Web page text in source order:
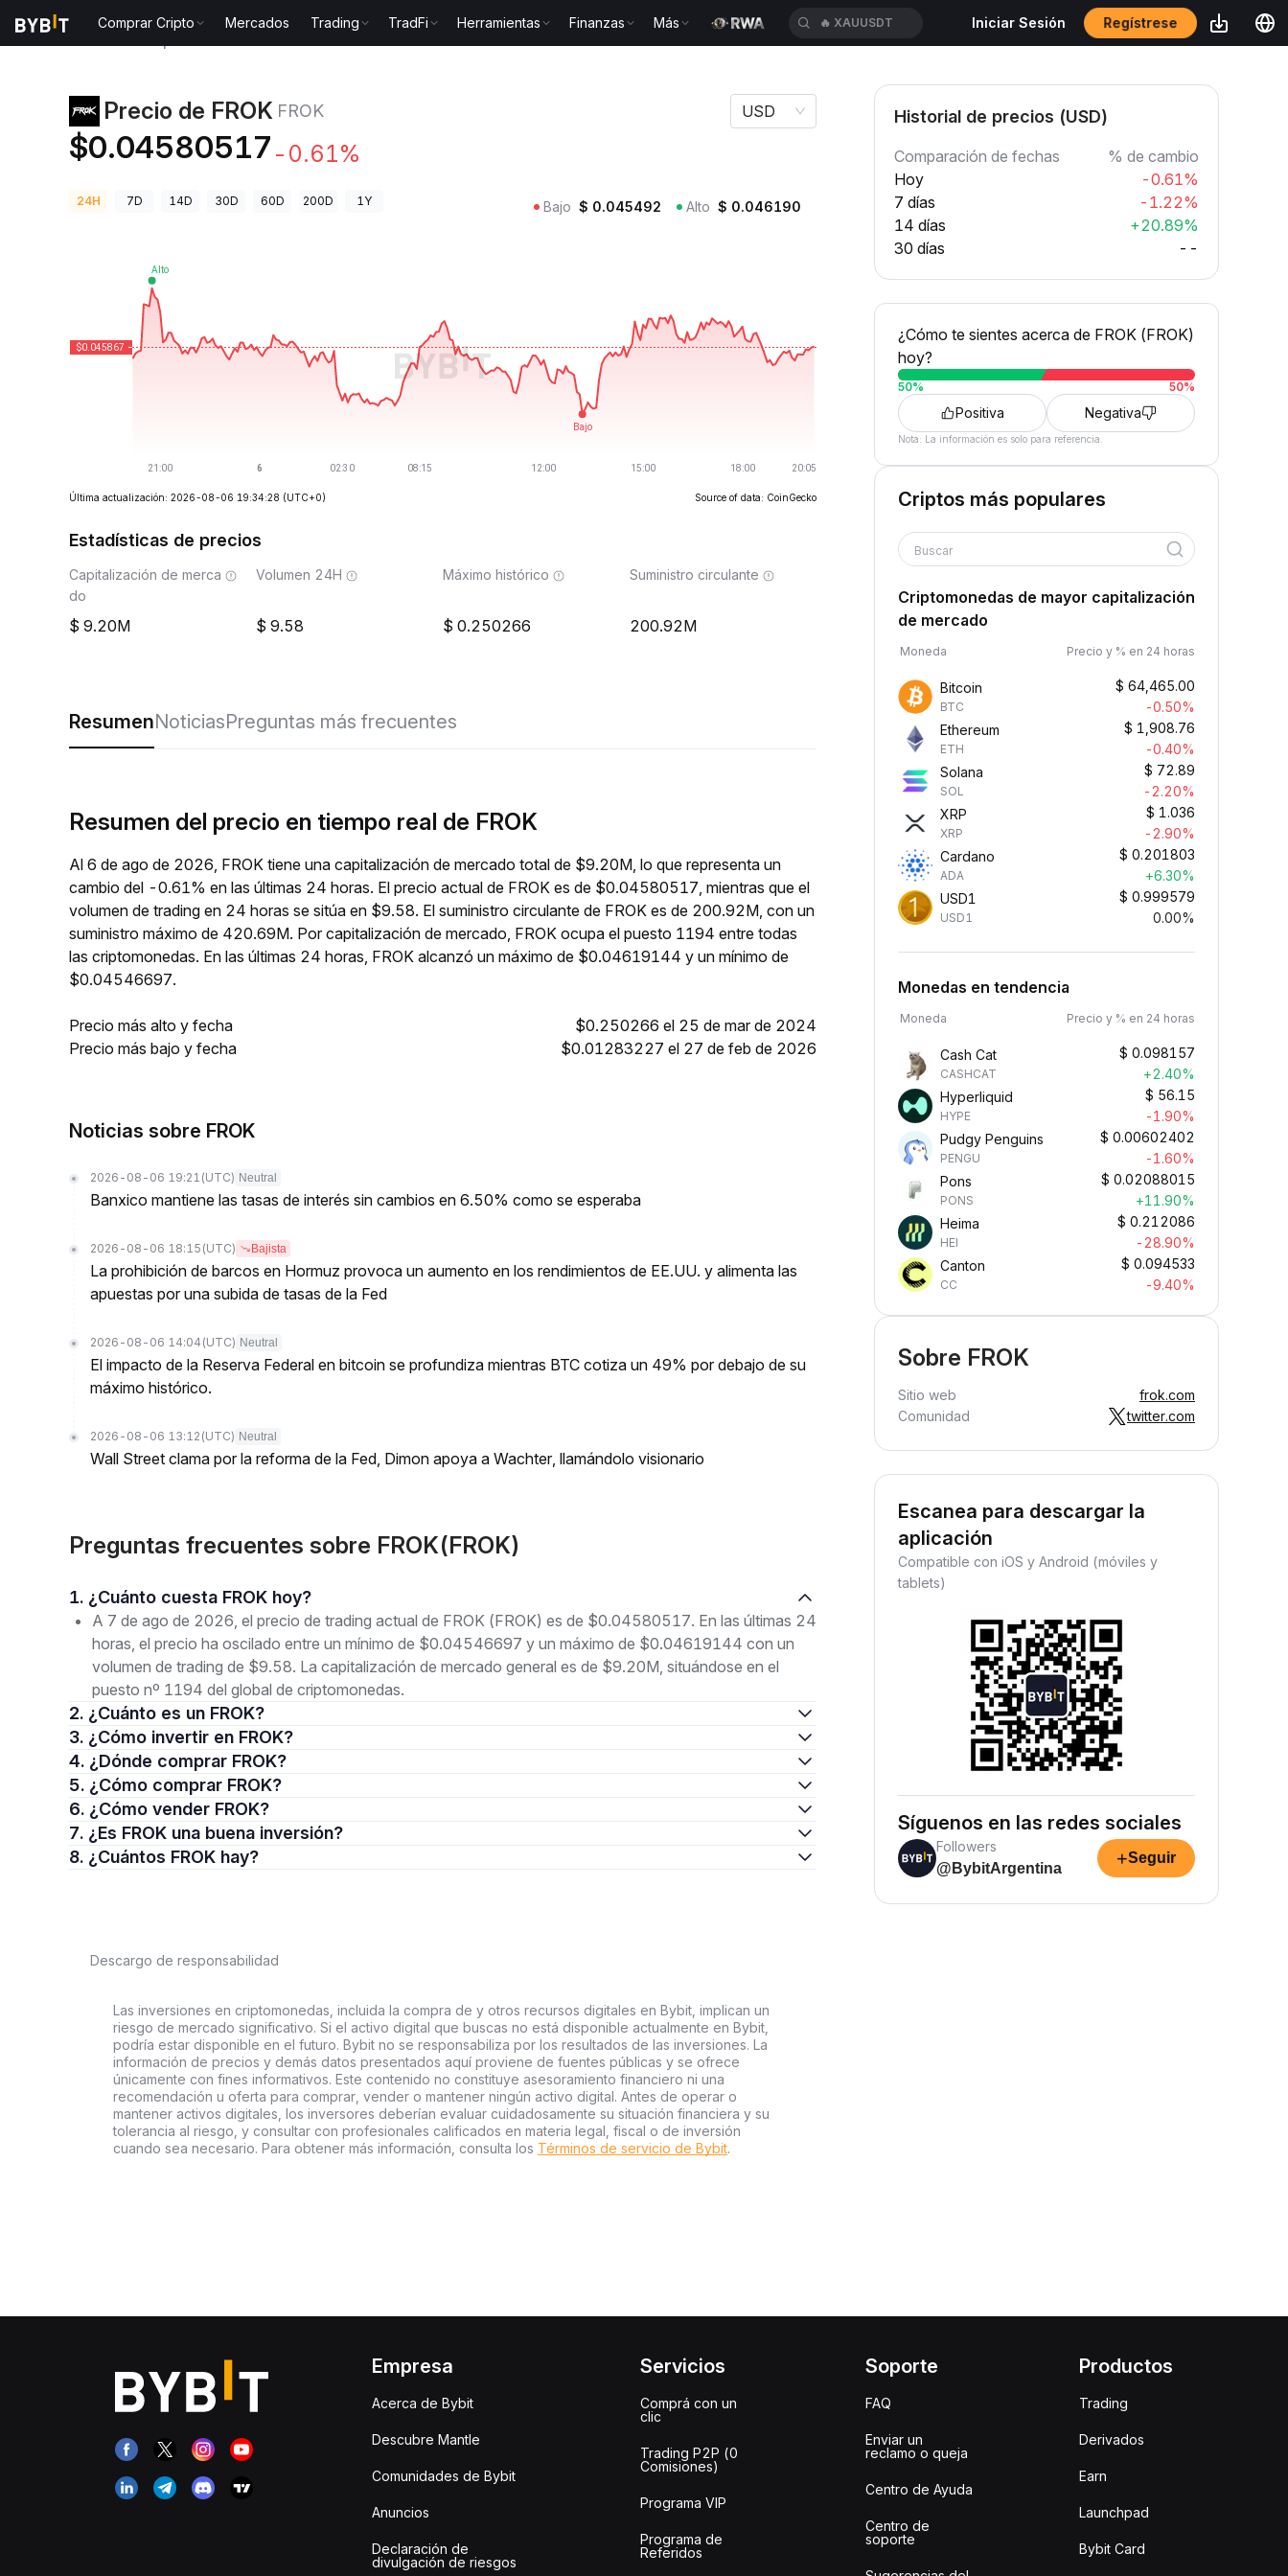
Comprar Cripto Mercados Trading TradFi Herramientas Finanzas Más 🔥 XAUUSDT Iniciar Sesión Regístrese
Precio de FROK FROK
$0.04580517 -0.61%
USD
24H 7D 14D 30D 60D 200D 1Y Bajo $ 0.045492 Alto $ 0.046190
Última actualización: 2026-08-06 19:34:28 (UTC+0) Source of data: CoinGecko
Estadísticas de precios
Capitalización de merca
do
9.20M
Volumen 24H
9.58
Máximo histórico
0.250266
Suministro circulante
200.92M
ResumenNoticiasPreguntas más frecuentes
Resumen del precio en tiempo real de FROK
Al 6 de ago de 2026, FROK tiene una capitalización de mercado total de $9.20M, lo que representa un
cambio del -0.61% en las últimas 24 horas. El precio actual de FROK es de $0.04580517, mientras que el
volumen de trading en 24 horas se sitúa en $9.58. El suministro circulante de FROK es de 200.92M, con un
suministro máximo de 420.69M. Por capitalización de mercado, FROK ocupa el puesto 1194 entre todas
las criptomonedas. En las últimas 24 horas, FROK alcanzó un máximo de $0.04619144 y un mínimo de
$0.04546697.
Precio más alto y fecha
$0.250266 el 25 de mar de 2024
Precio más bajo y fecha
$0.01283227 el 27 de feb de 2026
Noticias sobre FROK
2026-08-06 19:21 (UTC) Neutral
Banxico mantiene las tasas de interés sin cambios en 6.50% como se esperaba
2026-08-06 18:15 (UTC) Bajista
La prohibición de barcos en Hormuz provoca un aumento en los rendimientos de EE.UU. y alimenta las
apuestas por una subida de tasas de la Fed
2026-08-06 14:04 (UTC) Neutral
El impacto de la Reserva Federal en bitcoin se profundiza mientras BTC cotiza un 49% por debajo de su
máximo histórico.
2026-08-06 13:12 (UTC) Neutral
Wall Street clama por la reforma de la Fed, Dimon apoya a Wachter, llamándolo visionario
Preguntas frecuentes sobre FROK(FROK)
1. ¿Cuánto cuesta FROK hoy?
A 7 de ago de 2026, el precio de trading actual de FROK (FROK) es de $0.04580517. En las últimas 24
horas, el precio ha oscilado entre un mínimo de $0.04546697 y un máximo de $0.04619144 con un
volumen de trading de $9.58. La capitalización de mercado general es de $9.20M, situándose en el
puesto nº 1194 del global de criptomonedas.
2. ¿Cuánto es un FROK?
3. ¿Cómo invertir en FROK?
4. ¿Dónde comprar FROK?
5. ¿Cómo comprar FROK?
6. ¿Cómo vender FROK?
7. ¿Es FROK una buena inversión?
8. ¿Cuántos FROK hay?
Descargo de responsabilidad
Las inversiones en criptomonedas, incluida la compra de y otros recursos digitales en Bybit, implican un
riesgo de mercado significativo. Si el activo digital que buscas no está disponible actualmente en Bybit,
podría estar disponible en el futuro. Bybit no se responsabiliza por los resultados de las inversiones. La
información de precios y demás datos presentados aquí proviene de fuentes públicas y se ofrece
únicamente con fines informativos. Este contenido no constituye asesoramiento financiero ni una
recomendación u oferta para comprar, vender o mantener ningún activo digital. Antes de operar o
mantener activos digitales, los inversores deberían evaluar cuidadosamente su situación financiera y su
tolerancia al riesgo, y consultar con profesionales calificados en materia legal, fiscal o de inversión
cuando sea necesario. Para obtener más información, consulta los Términos de servicio de Bybit.
Historial de precios (USD)
Comparación de fechas
% de cambio
Hoy
-0.61%
7 días
-1.22%
14 días
+20.89%
30 días
--
¿Cómo te sientes acerca de FROK (FROK)
hoy?
50% 50%
Positiva Negativa
Nota: La información es solo para referencia.
Criptos más populares
Buscar
Criptomonedas de mayor capitalización
de mercado
Moneda Precio y % en 24 horas
Bitcoin
BTC
$ 64,465.00
-0.50%
Ethereum
ETH
$ 1,908.76
-0.40%
Solana
SOL
$ 72.89
-2.20%
XRP
XRP
$ 1.036
-2.90%
Cardano
ADA
$ 0.201803
+6.30%
USD1
USD1
$ 0.999579
0.00%
Monedas en tendencia
Moneda Precio y % en 24 horas
Cash Cat
CASHCAT
$ 0.098157
+2.40%
Hyperliquid
HYPE
$ 56.15
-1.90%
Pudgy Penguins
PENGU
$ 0.00602402
-1.60%
Pons
PONS
$ 0.02088015
+11.90%
Heima
HEI
$ 0.212086
-28.90%
Canton
CC
$ 0.094533
-9.40%
Sobre FROK
Sitio web
frok.com
Comunidad
twitter.com
Escanea para descargar la
aplicación
Compatible con iOS y Android (móviles y
tablets)
Síguenos en las redes sociales
Followers
@BybitArgentina
+Seguir
Empresa
Acerca de Bybit
Descubre Mantle
Comunidades de Bybit
Anuncios
Declaración de
divulgación de riesgos
Servicios
Comprá con un
clic
Trading P2P (0
Comisiones)
Programa VIP
Programa de
Referidos
Soporte
FAQ
Enviar un
reclamo o queja
Centro de Ayuda
Centro de
soporte
Productos
Trading
Derivados
Earn
Launchpad
Bybit Card